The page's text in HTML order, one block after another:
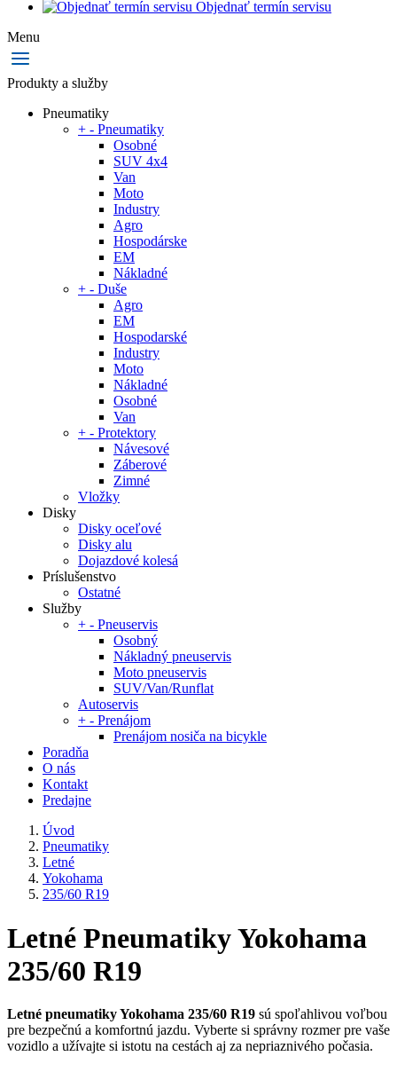
Objednať termín servisu
Menu
Produkty a služby
Pneumatiky
+ - Pneumatiky
Osobné
SUV 4x4
Van
Moto
Industry
Agro
Hospodárske
EM
Nákladné
+ - Duše
Agro
EM
Hospodarské
Industry
Moto
Nákladné
Osobné
Van
+ - Protektory
Návesové
Záberové
Zimné
Vložky
Disky
Disky oceľové
Disky alu
Dojazdové kolesá
Príslušenstvo
Ostatné
Služby
+ - Pneuservis
Osobný
Nákladný pneuservis
Moto pneuservis
SUV/Van/Runflat
Autoservis
+ - Prenájom
Prenájom nosiča na bicykle
Poradňa
O nás
Kontakt
Predajne
Úvod
Pneumatiky
Letné
Yokohama
235/60 R19
Letné Pneumatiky Yokohama
235/60 R19
Letné pneumatiky Yokohama 235/60 R19 sú spoľahlivou voľbou
pre bezpečnú a komfortnú jazdu. Vyberte si správny rozmer pre vaše
vozidlo a užívajte si istotu na cestách aj za nepriaznivého počasia.